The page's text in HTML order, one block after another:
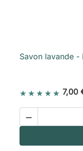
Savon lavande -
7,00
